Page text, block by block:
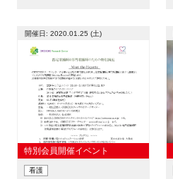
開催日: 2020.01.25 (土)
特別会員開催イベント
看護